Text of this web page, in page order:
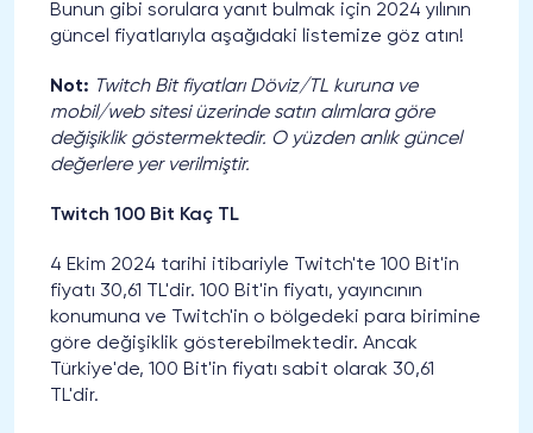
Bunun gibi sorulara yanıt bulmak için 2024 yılının
güncel fiyatlarıyla aşağıdaki listemize göz atın!
Not: Twitch Bit fiyatları Döviz/TL kuruna ve
mobil/web sitesi üzerinde satın alımlara göre
değişiklik göstermektedir. O yüzden anlık güncel
değerlere yer verilmiştir.
Twitch 100 Bit Kaç TL
4 Ekim 2024 tarihi itibariyle Twitch'te 100 Bit'in
fiyatı 30,61 TL'dir. 100 Bit'in fiyatı, yayıncının
konumuna ve Twitch'in o bölgedeki para birimine
göre değişiklik gösterebilmektedir. Ancak
Türkiye'de, 100 Bit'in fiyatı sabit olarak 30,61
TL'dir.